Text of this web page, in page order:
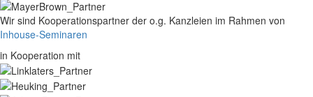
Wir sind Kooperationspartner der o.g. Kanzleien im Rahmen von
Inhouse-Seminaren
in Kooperation mit